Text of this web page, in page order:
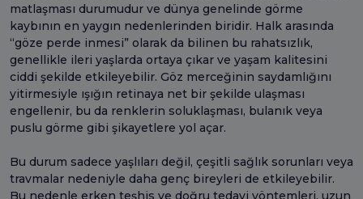
matlaşması durumudur ve dünya genelinde görme
kaybının en yaygın nedenlerinden biridir. Halk arasında
“göze perde inmesi” olarak da bilinen bu rahatsızlık,
genellikle ileri yaşlarda ortaya çıkar ve yaşam kalitesini
ciddi şekilde etkileyebilir. Göz merceğinin saydamlığını
yitirmesiyle ışığın retinaya net bir şekilde ulaşması
engellenir, bu da renklerin soluklaşması, bulanık veya
puslu görme gibi şikayetlere yol açar.
Bu durum sadece yaşlıları değil, çeşitli sağlık sorunları veya
travmalar nedeniyle daha genç bireyleri de etkileyebilir.
Bu nedenle erken teşhis ve doğru tedavi yöntemleri, uzun